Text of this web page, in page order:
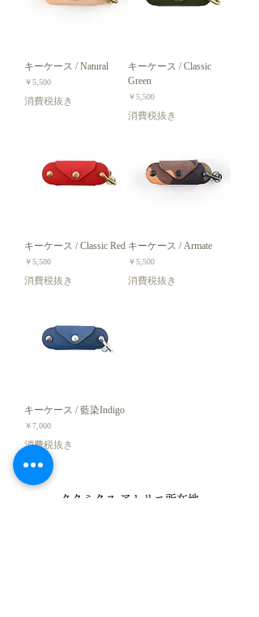
キーケース / Natural
価格
￥5,500
消費税抜き
キーケース / Classic
Green
価格
￥5,500
消費税抜き
キーケース / Classic Red
価格
￥5,500
消費税抜き
キーケース / Armate
価格
￥5,500
消費税抜き
キーケース / 藍染Indigo
価格
￥7,000
消費税抜き
タクミクス アトリエ所在地